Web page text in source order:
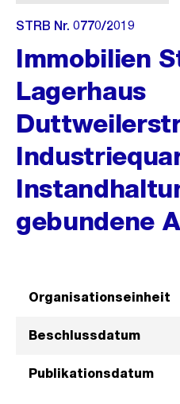
STRB Nr. 0770/2019
Immobilien
Lagerhaus
gebundene
Organisationseinheit
Beschlussdatum
Publikationsdatum